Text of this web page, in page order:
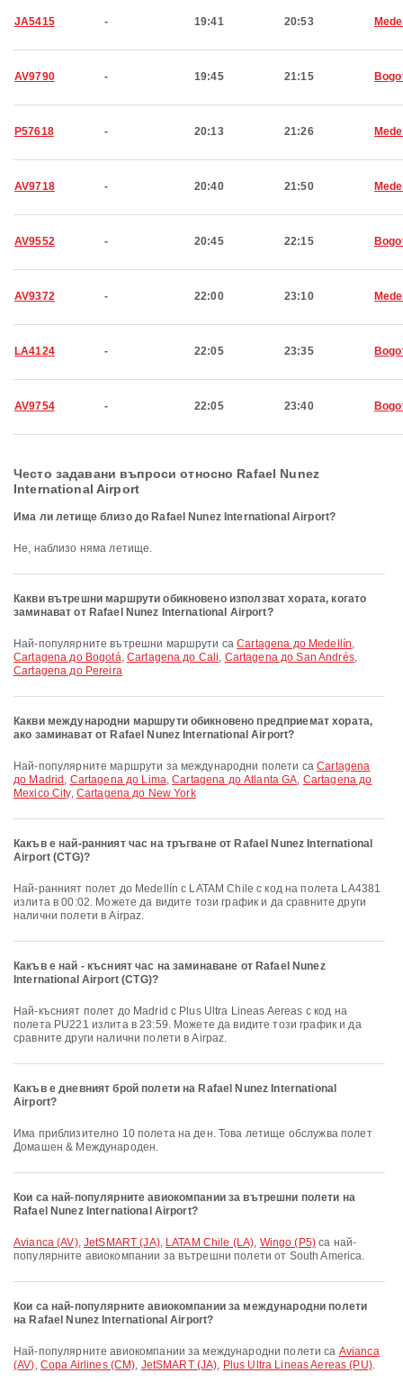
JA5415 - 19:41 20:53
AV9790 - 19:45 21:15
P57618 - 20:13 21:26
AV9718 - 20:40 21:50
AV9552 - 20:45 22:15
AV9372 - 22:00 23:10
LA4124 - 22:05 23:35
AV9754 - 22:05 23:40
Често задавани въпроси относно Rafael Nunez
International Airport
Има ли летище близо до Rafael Nunez International Airport?
Не, наблизо няма летище.
Какви вътрешни маршрути обикновено използват хората, когато
заминават от Rafael Nunez International Airport?
Най-популярните вътрешни маршрути саCartagena до Medellín,
Cartagena до Bogotá, Cartagena до Cali, Cartagena до San Andrés,
Cartagena до Pereira
Какви международни маршрути обикновено предприемат хората,
ако заминават от Rafael Nunez International Airport?
Най-популярните маршрути за международни полети саCartagena
до Madrid , Cartagena до Lima,Cartagena до Atlanta GA, Cartagena до
Mexico City, Cartagena до New York
Какъв е най-ранният час на тръгване от Rafael Nunez International
Airport (CTG)?
Най-ранният полет до Medellín с LATAM Chile с код на полета LA4381
излита в 00:02. Можете да видите този график и да сравните други
налични полети в Airpaz.
Какъв е най - късният час на заминаване от Rafael Nunez
International Airport (CTG)?
Най-късният полет до Madrid с Plus Ultra Lineas Aereas с код на
полета PU221 излита в 23:59. Можете да видите този график и да
сравните други налични полети в Airpaz.
Какъв е дневният брой полети на Rafael Nunez International
Airport?
Има приблизително 10 полета на ден. Това летище обслужва полет
Домашен & Международен.
Кои са най-популярните авиокомпании за вътрешни полети на
Rafael Nunez International Airport?
Avianca (AV), JetSMART (JA), LATAM Chile (LA), Wingo (P5) са най-
популярните авиокомпании за вътрешни полети от South America.
Кои са най-популярните авиокомпании за международни полети
на Rafael Nunez International Airport?
Най-популярните авиокомпании за международни полети са Avianca
(AV), Copa Airlines (CM), JetSMART (JA), Plus Ultra Lineas Aereas (PU).